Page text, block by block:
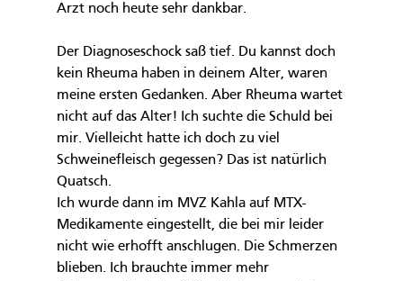
Arzt noch heute sehr dankbar.
Der Diagnoseschock saß tief. Du kannst doch
kein Rheuma haben in deinem Alter, waren
meine ersten Gedanken. Aber Rheuma wartet
nicht auf das Alter! Ich suchte die Schuld bei
mir. Vielleicht hatte ich doch zu viel
Schweinefleisch gegessen? Das ist natürlich
Quatsch.
Ich wurde dann im MVZ Kahla auf MTX-
Medikamente eingestellt, die bei mir leider
nicht wie erhofft anschlugen. Die Schmerzen
blieben. Ich brauchte immer mehr